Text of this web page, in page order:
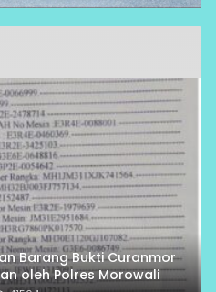
Barang Bukti Curanmor
oleh Polres Morowali